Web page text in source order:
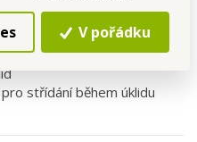
V pořádku
podlah
střídání během úklidu